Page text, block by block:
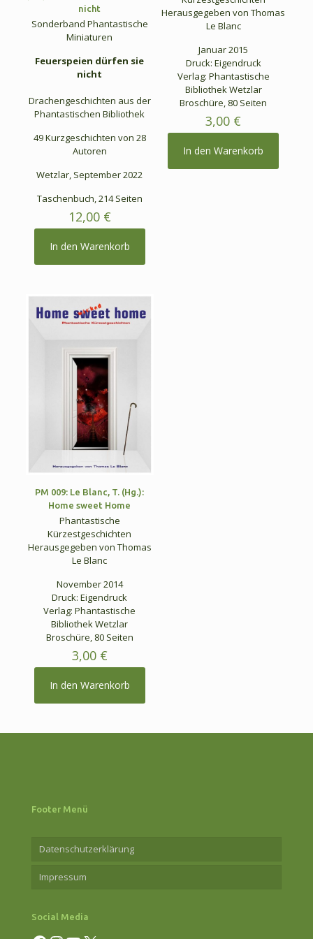
nicht
Sonderband Phantastische
Miniaturen
Feuerspeien dürfen sie
nicht
Drachengeschichten aus der
Phantastischen Bibliothek
49 Kurzgeschichten von 28
Autoren
Wetzlar, September 2022
Taschenbuch, 214 Seiten
12,00 €
In den Warenkorb
Herausgegeben von Thomas
Le Blanc
Januar 2015
Druck: Eigendruck
Verlag: Phantastische
Bibliothek Wetzlar
Broschüre, 80 Seiten
3,00 €
In den Warenkorb
PM 009: Le Blanc, T. (Hg.):
Home sweet Home
Phantastische
Kürzestgeschichten
Herausgegeben von Thomas
Le Blanc
November 2014
Druck: Eigendruck
Verlag: Phantastische
Bibliothek Wetzlar
Broschüre, 80 Seiten
3,00 €
In den Warenkorb
Footer Menü
Datenschutzerklärung
Impressum
Social Media